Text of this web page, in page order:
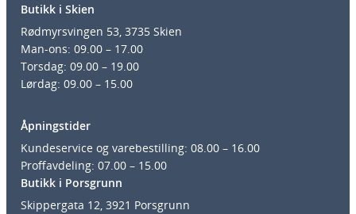
Butikk i Skien
Rødmyrsvingen 53, 3735 Skien
Man-ons: 09.00 – 17.00
Torsdag: 09.00 – 19.00
Lørdag: 09.00 – 15.00
Åpningstider
Kundeservice og varebestilling: 08.00 – 16.00
Proffavdeling: 07.00 – 15.00
Butikk i Porsgrunn
Skippergata 12, 3921 Porsgrunn